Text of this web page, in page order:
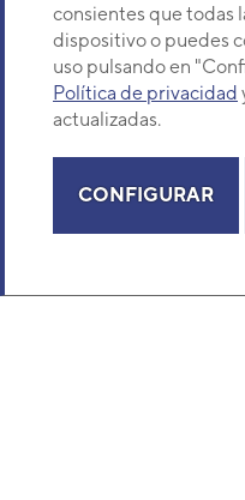
consientes que todas
dispositivo o puedes
uso pulsando en
Política de privacidad
actualizadas.
CONFIGURAR